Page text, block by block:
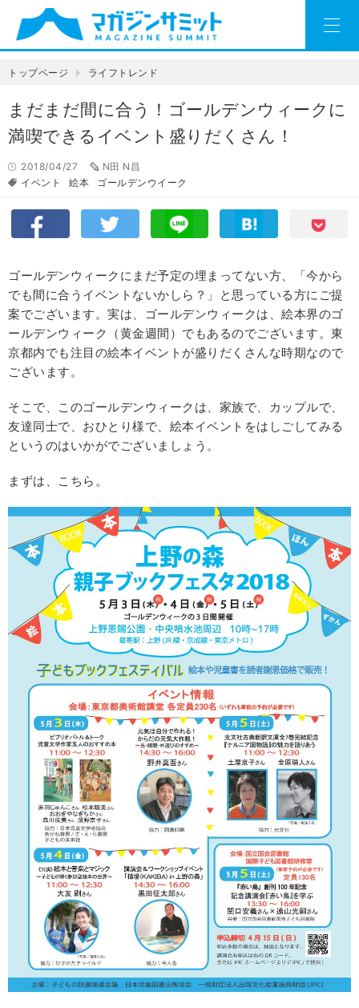
トップページ ライフトレンド
まだまだ間に合う！ゴールデンウィークに
満喫できるイベント盛りだくさん！
2018/04/27
N田 N昌
イベント
絵本 ゴールデンウイーク
ゴールデンウィークにまだ予定の埋まってない方、「今から
でも間に合うイベントないかしら？」と思っている方にご提
案でございます。実は、ゴールデンウィークは、絵本界のゴ
ールデンウィーク（黄金週間）でもあるのでございます。東
京都内でも注目の絵本イベントが盛りだくさんな時期なので
ございます。
そこで、このゴールデンウィークは、家族で、カップルで、
友達同士で、おひとり様で、絵本イベントをはしごしてみる
というのはいかがでございましょう。
まずは、こちら。